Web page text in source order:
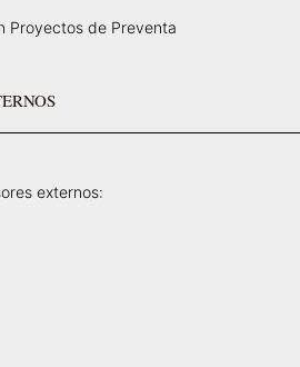
Proyectos de Preventa
externos: